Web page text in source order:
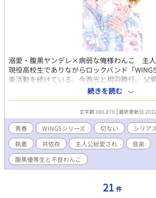
溺愛・腹黒ヤンデレ×病弱な俺様わんこ 主人
現役高校生でありながらロックバンド「
楽活動を続けている、今西光と相羽勝行。 父
くれた親友・勝行の義弟として生きることを
つき心臓に病を抱えて闘病中。大学受験を控
保護に構う勝行の優しさに甘えてばかりの日
クローバー伝説を聞いた光は、勝行にプレゼ
探し始める。だがそう簡単には見つからず、病
あげてしまう。 音楽活動の相棒として、義兄
を取り生涯寄り添うことを選んだ二人の純
WINGSシリーズ本編第２部 ★★★ 高校3年生
います。 ▶本編Ⅰ 背徳の堕天使 全2巻 （
冒頭の人物紹介＆あらすじページには内容の
すのでご注意ください。 ※前作「両翼少年協
続きを読む
文字数 380,870 最終更新日
青春 WINGSシリーズ 切ない シリアス
執着
共依存 主人公総愛され
音楽
腹黒優等生と不良わんこ
21 件